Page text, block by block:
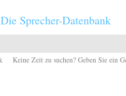
Die Sprecher-Datenbank
Keine Zeit zu suchen? Geben Sie ein